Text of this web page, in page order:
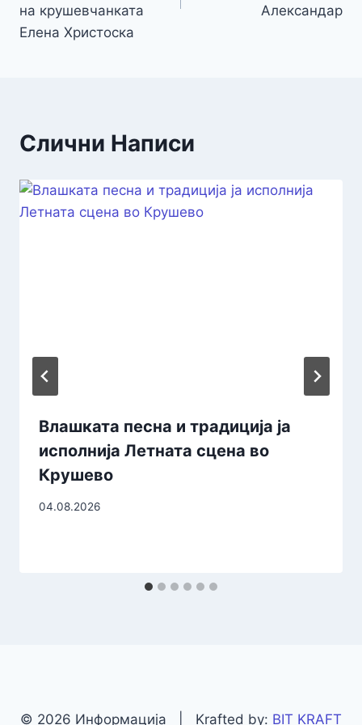
на крушевчанката
Елена Христоска
Александар
Слични Написи
Влашката песна и традиција ја
исполнија Летната сцена во
Крушево
04.08.2026
© 2026 Информација | Krafted by: BIT KRAFT